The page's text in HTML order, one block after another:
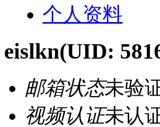
个人资料
eislkn(UID:
邮箱状态未验
视频认证未认